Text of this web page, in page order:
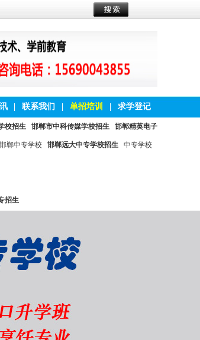
联系我们 单招培训 求学登记
校招生 邯郸市中科传媒学校招生 邯郸精英电子
邯郸中专学校 邯郸远大中专学校招生 中专学校
招生